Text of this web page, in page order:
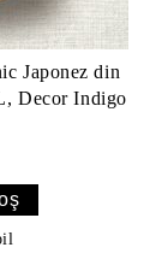
Japonez din
Decor Indigo